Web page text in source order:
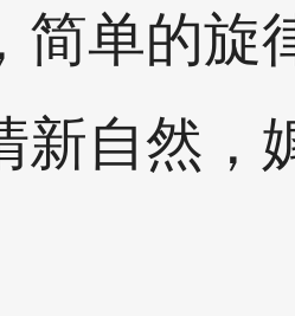
简单的旋
新自然，